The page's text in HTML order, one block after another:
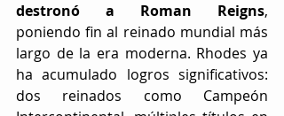
destronó a Roman Reigns,
poniendo fin al reinado mundial más
largo de la era moderna. Rhodes ya
ha acumulado logros significativos:
dos reinados como Campeón